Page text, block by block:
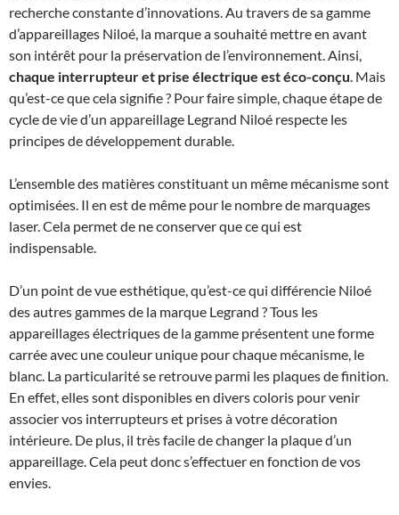
recherche constante d’innovations. Au travers de sa gamme
d’appareillages Niloé, la marque a souhaité mettre en avant
son intérêt pour la préservation de l’environnement. Ainsi,
chaque interrupteur et prise électrique est éco-conçu. Mais
qu’est-ce que cela signifie ? Pour faire simple, chaque étape de
cycle de vie d’un appareillage Legrand Niloé respecte les
principes de développement durable.
L’ensemble des matières constituant un même mécanisme sont
optimisées. Il en est de même pour le nombre de marquages
laser. Cela permet de ne conserver que ce qui est
indispensable.
D’un point de vue esthétique, qu’est-ce qui différencie Niloé
des autres gammes de la marque Legrand ? Tous les
appareillages électriques de la gamme présentent une forme
carrée avec une couleur unique pour chaque mécanisme, le
blanc. La particularité se retrouve parmi les plaques de finition.
En effet, elles sont disponibles en divers coloris pour venir
associer vos interrupteurs et prises à votre décoration
intérieure. De plus, il très facile de changer la plaque d’un
appareillage. Cela peut donc s’effectuer en fonction de vos
envies.